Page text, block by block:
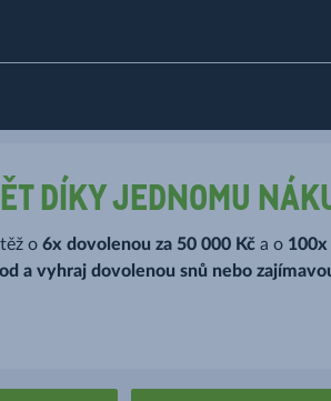
DÍKY JEDNOMU
o 6x dovolenou za 50 000 Kč a o 100x
a vyhraj dovolenou snů nebo